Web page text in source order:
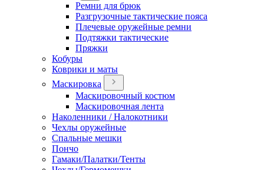
Ремни для брюк
Разгрузочные тактические пояса
Плечевые оружейные ремни
Подтяжки тактические
Пряжки
Кобуры
Коврики и маты
Маскировка
Маскировочный костюм
Маскировочная лента
Наколенники / Налокотники
Чехлы оружейные
Спальные мешки
Пончо
Гамаки/Палатки/Тенты